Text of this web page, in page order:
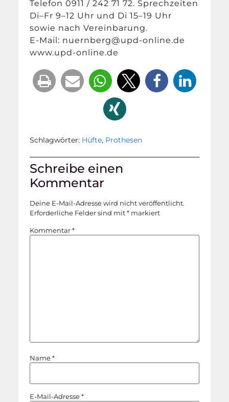
Telefon 0911 / 242 71 72. Sprechzeiten
Di–Fr 9–12 Uhr und Di 15–19 Uhr
sowie nach Vereinbarung.
E-Mail: nuernberg@upd-online.de
www.upd-online.de
Schlagwörter: Hüfte, Prothesen
Schreibe einen
Kommentar
Deine E-Mail-Adresse wird nicht veröffentlicht.
Erforderliche Felder sind mit* markiert
Kommentar*
Name*
E-Mail-Adresse*